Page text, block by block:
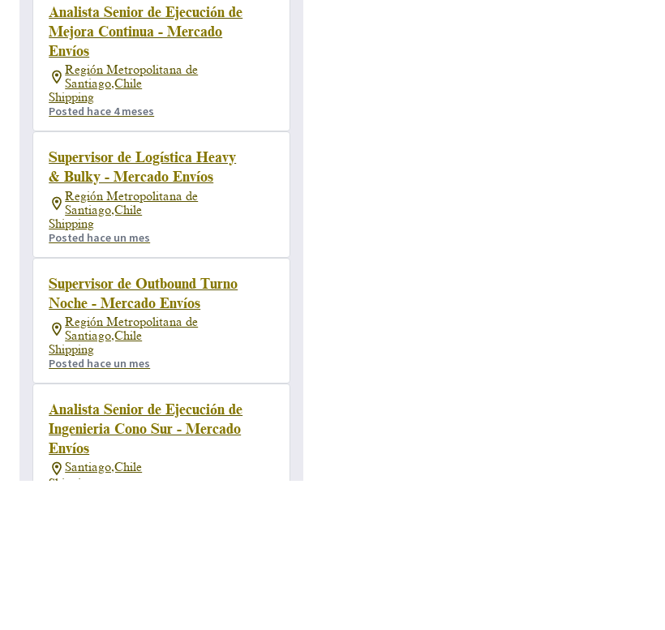
Analista Senior de Ejecución de
Mejora Continua - Mercado
Envíos
Región Metropolitana de
Santiago,Chile
Shipping
Posted hace 4 meses
Supervisor de Logística Heavy
& Bulky - Mercado Envíos
Región Metropolitana de
Santiago,Chile
Shipping
Posted hace un mes
Supervisor de Outbound Turno
Noche - Mercado Envíos
Región Metropolitana de
Santiago,Chile
Shipping
Posted hace un mes
Analista Senior de Ejecución de
Ingenieria Cono Sur - Mercado
Envíos
Santiago,Chile
Shipping